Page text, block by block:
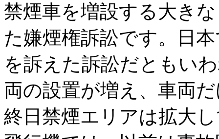
禁煙車を増設する大き
た嫌煙権訴訟です。日
を訴えた訴訟だともい
両の設置が増え、車両
終日禁煙エリアは拡大